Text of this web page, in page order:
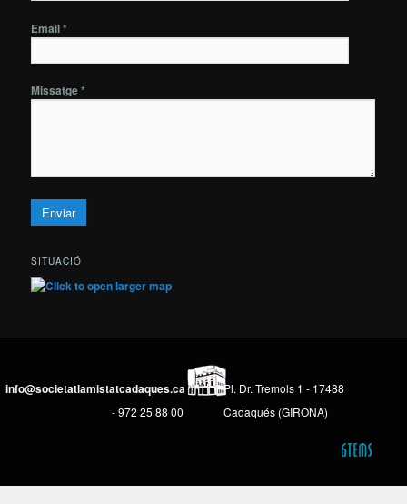
Email *
Missatge *
SITUACIÓ
info@societatlamistatcadaques.cat
- 972 25 88 00
Pl. Dr. Tremols 1 - 17488
Cadaqués (GIRONA)